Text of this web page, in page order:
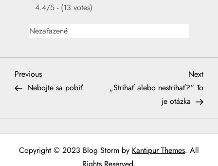
4.4/5 - (13 votes)
Nezařazené
N
v
Previous
Post
Previous
Nebojte sa pobiť
Next
Post
Next
„Strihať alebo nestrihať?“ To
je otázka
Copyright © 2023 Blog Storm by Kantipur Themes. All